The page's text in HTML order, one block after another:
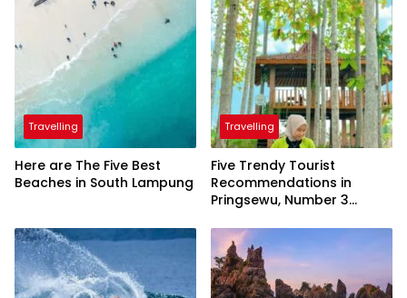
Travelling
Here are The Five Best
Beaches in South Lampung
Travelling
Five Trendy Tourist
Recommendations in
Pringsewu, Number 3
President